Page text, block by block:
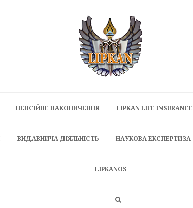
ПЕНСІЙНЕ НАКОПИЧЕННЯ LIPKAN LIFE INSURANCE
ВИДАВНИЧА ДІЯЛЬНІСТЬ НАУКОВА ЕКСПЕРТИЗА
LIPKANOS